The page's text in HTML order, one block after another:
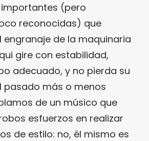
(pero
reconocidas) que
engranaje de la maquinaria
gire con estabilidad,
adecuado, y no pierda su
pasado más o menos
de un músico que
esfuerzos en realizar
de estilo: no, él mismo es